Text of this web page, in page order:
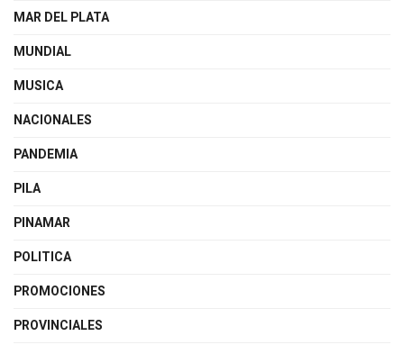
MAR DEL PLATA
MUNDIAL
MUSICA
NACIONALES
PANDEMIA
PILA
PINAMAR
POLITICA
PROMOCIONES
PROVINCIALES